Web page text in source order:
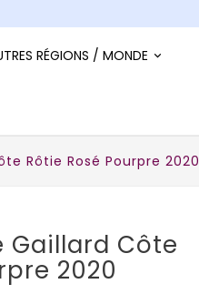
RÉGIONS / MONDE
Rôtie Rosé Pourpre 2020
Gaillard Côte
2020